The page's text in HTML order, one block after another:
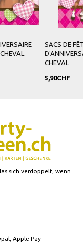
DE CHEVAL À
PIÈCE GUETZLI
sich verdoppelt, wenn
Apple Pay